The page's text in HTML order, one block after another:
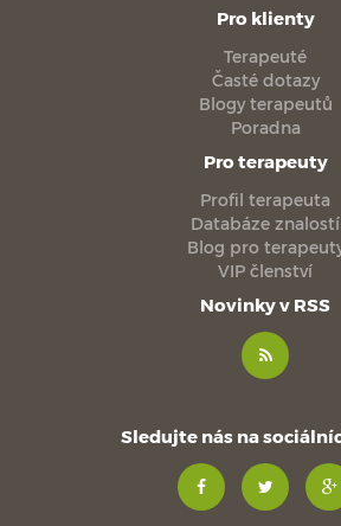
Pro klienty
Terapeuté
Časté dotazy
Blogy terapeutů
Poradna
Pro terapeuty
Profil terapeuta
Databáze znalostí
Blog pro
VIP členství
Novinky v RSS
Sledujte nás na